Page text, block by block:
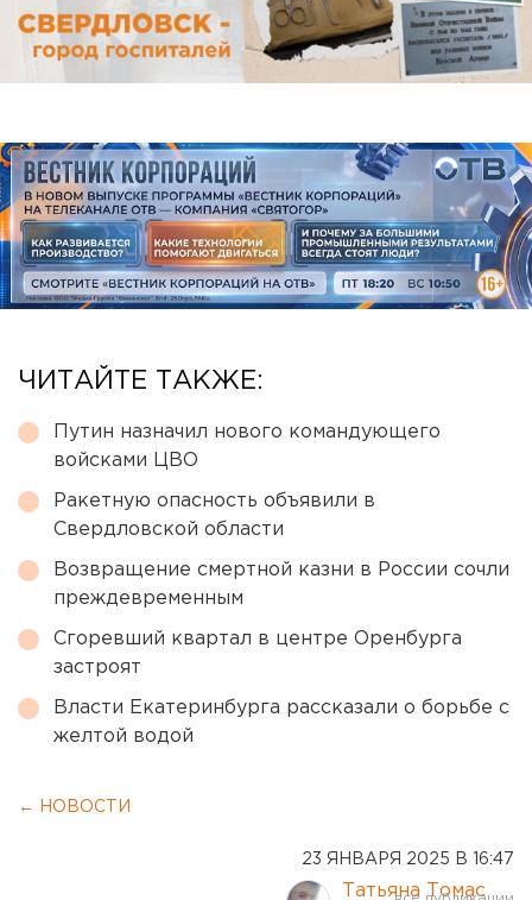
ЧИТАЙТЕ ТАКЖЕ:
Путин назначил нового командующего
войсками ЦВО
Ракетную опасность объявили в
Свердловской области
Возвращение смертной казни в России сочли
преждевременным
Сгоревший квартал в центре Оренбурга
застроят
Власти Екатеринбурга рассказали о борьбе с
желтой водой
← НОВОСТИ
23 ЯНВАРЯ 2025 В 16:47
Татьяна Томас